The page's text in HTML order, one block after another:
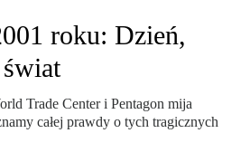
roku: Dzień,
Trade Center i Pentagon mija
całej prawdy o tych tragicznych